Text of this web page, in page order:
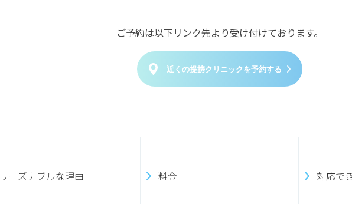
ご予約は以下リンク先より受け付けております。
近くの提携クリニックを予約する
リーズナブルな理由 料金 対応で